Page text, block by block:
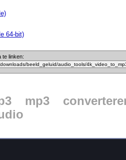
64-bit)
te linken:
mp3